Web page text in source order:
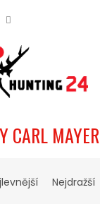
CARL MAYER
Nejdražší